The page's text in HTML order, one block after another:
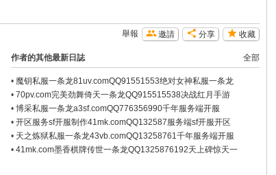
收藏
分享
邀請
舉報
全部
作者的其他最新日誌
• 魔钥私服一条龙81uv.comQQ91551553绝对女神私服一条龙
• 70pv.com完美劲舞倚天一条龙QQ915515538决战红月手游
• 博采私服一条龙a3sf.comQQ776356990千年服务端开服
• 开区服务sf开服制作41mk.comQQ132587服务端sf开服开区
• 天之炼狱私服一条龙43vb.comQQ13258761千年服务端开服
• 41mk.com墨香棋牌传世一条龙QQ1325876192天上碑惊天一